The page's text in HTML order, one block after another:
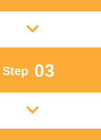
Step 03